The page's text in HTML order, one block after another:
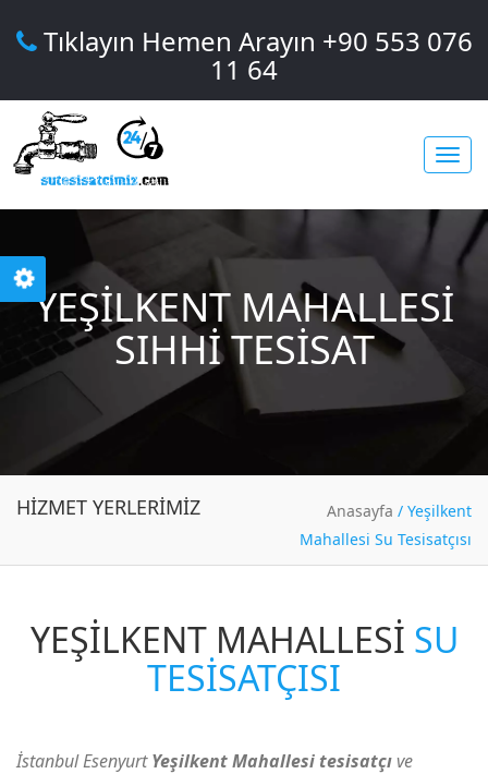
Tıklayın Hemen Arayın +90 553 076
11 64
YEŞILKENT MAHALLESI
SIHHI TESISAT
HIZMET YERLERIMIZ Anasayfa / Yeşilkent
Mahallesi Su Tesisatçısı
YEŞILKENT MAHALLESI SU
TESISATÇISI
İstanbul EsenyurtYeşilkent Mahallesi tesisatçıve